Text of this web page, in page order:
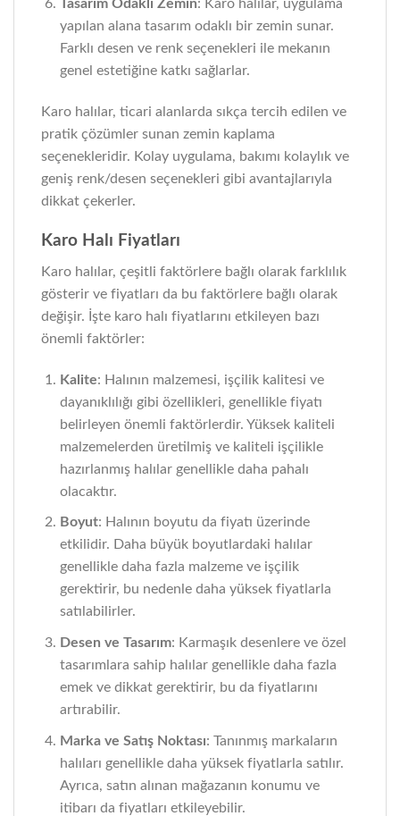
Tasarım Odaklı Zemin: Karo halılar, uygulama
yapılan alana tasarım odaklı bir zemin sunar.
Farklı desen ve renk seçenekleri ile mekanın
genel estetiğine katkı sağlarlar.
Karo halılar, ticari alanlarda sıkça tercih edilen ve
pratik çözümler sunan zemin kaplama
seçenekleridir. Kolay uygulama, bakımı kolaylık ve
geniş renk/desen seçenekleri gibi avantajlarıyla
dikkat çekerler.
Karo Halı Fiyatları
Karo halılar, çeşitli faktörlere bağlı olarak farklılık
gösterir ve fiyatları da bu faktörlere bağlı olarak
değişir. İşte karo halı fiyatlarını etkileyen bazı
önemli faktörler:
Kalite: Halının malzemesi, işçilik kalitesi ve
dayanıklılığı gibi özellikleri, genellikle fiyatı
belirleyen önemli faktörlerdir. Yüksek kaliteli
malzemelerden üretilmiş ve kaliteli işçilikle
hazırlanmış halılar genellikle daha pahalı
olacaktır.
Boyut: Halının boyutu da fiyatı üzerinde
etkilidir. Daha büyük boyutlardaki halılar
genellikle daha fazla malzeme ve işçilik
gerektirir, bu nedenle daha yüksek fiyatlarla
satılabilirler.
Desen ve Tasarım: Karmaşık desenlere ve özel
tasarımlara sahip halılar genellikle daha fazla
emek ve dikkat gerektirir, bu da fiyatlarını
artırabilir.
Marka ve Satış Noktası: Tanınmış markaların
halıları genellikle daha yüksek fiyatlarla satılır.
Ayrıca, satın alınan mağazanın konumu ve
itibarı da fiyatları etkileyebilir.